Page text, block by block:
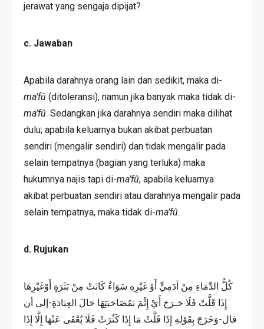
jerawat yang sengaja dipijat?
c. Jawaban
Apabila darahnya orang lain dan sedikit, maka di-
ma’fû (ditoleransi), namun jika banyak maka tidak di-
ma’fû. Sedangkan jika darahnya sendiri maka dilihat
dulu; apabila keluarnya bukan akibat perbuatan
sendiri (mengalir sendiri) dan tidak mengalir pada
selain tempatnya (bagian yang terluka) maka
hukumnya najis tapi di-ma’fû, apabila keluarnya
akibat perbuatan sendiri atau darahnya mengalir pada
selain tempatnya, maka tidak di-ma’fû.
d. Rujukan
كُلُّ الدِّمَاءِ مِنْ آدَمِيٍّ أَوْ غَيْرِهِ سَوَاءٌ كَانَتْ مِنْ بَثَرَةٍ أَوْغَيْرِهَا
إِذَا قَلَّتْ فَلَا حَـرَجَ أَيْ إِثْمَ بَمُصَاحَبَتِهَا حَالَ العِبَادَةِ-إلى أن
قال-وَخَرَجَ بِقَوْلِهِ إِذَا قَلَّتْ مَا إِذَا كَثُرَتْ فَلَا يُعْفَى عَنْهَا إِلَّا إِذَا